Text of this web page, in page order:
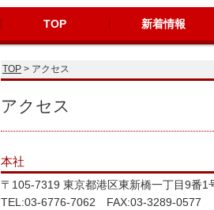
TOP 新着情報
TOP > アクセス
アクセス
本社
〒105-7319 東京都港区東新橋一丁目9番1
TEL:03-6776-7062 FAX:03-3289-0577